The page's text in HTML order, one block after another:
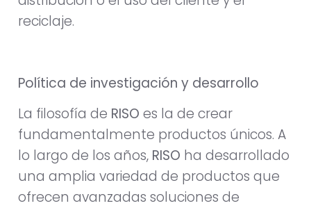
reciclaje.
Política de investigación y desarrollo
La filosofía de RISO es la de crear
fundamentalmente productos únicos. A
lo largo de los años, RISO ha desarrollado
una amplia variedad de productos que
ofrecen avanzadas soluciones de